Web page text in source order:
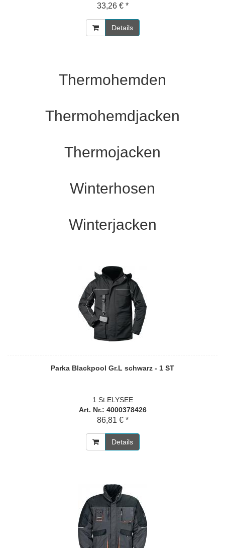
33,26 € *
Details
Thermohemden
Thermohemdjacken
Thermojacken
Winterhosen
Winterjacken
Parka Blackpool Gr.L schwarz - 1 ST
1 St.ELYSEE
Art. Nr.: 4000378426
86,81 € *
Details